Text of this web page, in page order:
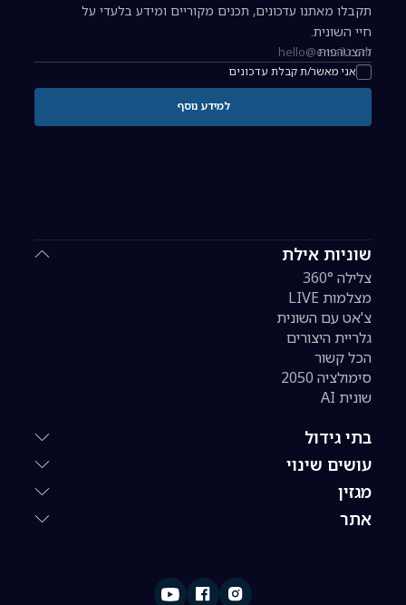
שוניות אילת
צלילה 360°
מצלמות LIVE
צ'אט עם השונית
גלריית היצורים
הכל קשור
סימולציה 2050
שונית AI
בתי גידול
עושים שינוי
מגזין
אתר
תקבלו מאתנו עדכונים, תכנים מקוריים ומידע בלעדי על
חיי השונית.
כתובת אימייל להרשמה לניוזלטר
אני מאשר/ת קבלת עדכונים
להצטרפות
למידע נוסף